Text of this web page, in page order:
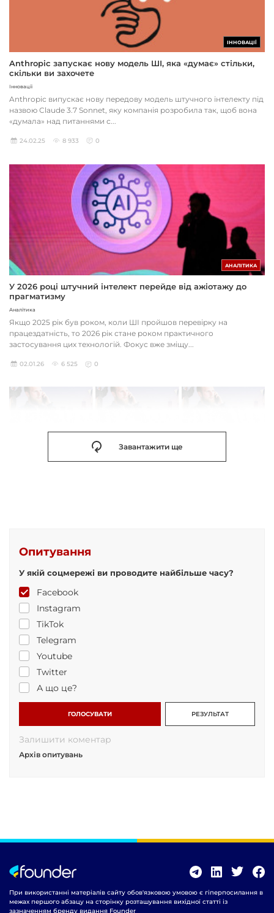
ІННОВАЦІЇ
Anthropic запускає нову модель ШІ, яка «думає» стільки,
скільки ви захочете
Інновації
Anthropic випускає нову передову модель штучного інтелекту під
назвою Claude 3.7 Sonnet, яку компанія розробила так, щоб вона
«думала» над питаннями с...
24.02.25 8 933 0
АНАЛІТИКА
У 2026 році штучний інтелект перейде від ажіотажу до
прагматизму
Аналітика
Якщо 2025 рік був роком, коли ШІ пройшов перевірку на
працездатність, то 2026 рік стане роком практичного
застосування цих технологій. Фокус вже зміщу...
02.01.26 6 525 0
Завантажити ще
Опитування
У якій соцмережі ви проводите найбільше часу?
Facebook
Instagram
TikTok
Telegram
Youtube
Twitter
А що це?
ГОЛОСУВАТИ РЕЗУЛЬТАТ
Залишити коментар
Архів опитувань
При використанні матеріалів сайту обов'язковою умовою є гіперпосилання в
межах першого абзацу на сторінку розташування вихідної статті із
зазначенням бренду видання Founder